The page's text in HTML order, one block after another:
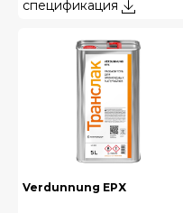
спецификация
Verdunnung EPX